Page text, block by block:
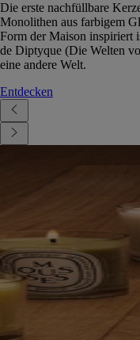
Die erste nachfüllbare
Monolithen aus farbigem
Form der Maison inspiriert
de Diptyque (Die Welten
eine andere Welt.
Entdecken